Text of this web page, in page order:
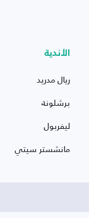
الأندية
ريال مدريد
برشلونة
ليفربول
مانشستر سيتي